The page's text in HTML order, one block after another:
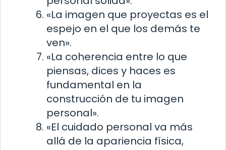
«La imagen que proyectas es el
espejo en el que los demás te
ven».
«La coherencia entre lo que
piensas, dices y haces es
fundamental en la
construcción de tu imagen
personal».
«El cuidado personal va más
allá de la apariencia física,